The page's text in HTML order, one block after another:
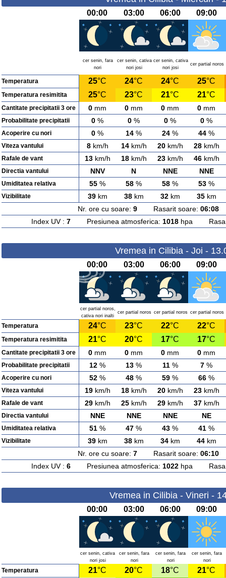
00:00 03:00 06:00 09:00
cer senin, fara
nori
cer senin, cativa
nori josi
cer senin, cativa
nori josi
cer partial noros
Temperatura 25°C 24°C 24°C 25°C
Temperatura resimitita 25°C 23°C 21°C 21°C
Cantitate precipitatii 3 ore 0 mm 0 mm 0 mm 0 mm
Probabilitate precipitatii 0 % 0 % 0 % 0 %
Acoperire cu nori 0 % 14 % 24 % 44 %
Viteza vantului 8km/h 14km/h 20km/h 28km/h
Rafale de vant 13km/h 18km/h 23km/h 46km/h
Directia vantului NNV N NNE NNE
Umiditatea relativa 55 % 58 % 58 % 53 %
Vizibilitate 39km 38km 32km 35km
Nr. ore cu soare: 9Rasarit soare: 06:08
Index UV : 7Presiunea atmosferica: 1018hpa
Vremea in Cilibia - Joi -
00:00 03:00 06:00 09:00
cer partial noros,
cativa nori inalti
cer partial noros cer partial noros cer partial noros
Temperatura 24°C 23°C 22°C 22°C
Temperatura resimitita 21°C 20°C 17°C 17°C
Cantitate precipitatii 3 ore 0 mm 0 mm 0 mm 0 mm
Probabilitate precipitatii 12 % 13 % 11% 7 %
Acoperire cu nori 52 % 48 % 59 % 66 %
Viteza vantului 19km/h 18km/h 20km/h 23km/h
Rafale de vant 29km/h 25km/h 29km/h 37km/h
Directia vantului NNE NNE NNE NE
Umiditatea relativa 51 % 47 % 43 % 41 %
Vizibilitate 39km 38km 34km 44km
Nr. ore cu soare: 7Rasarit soare: 06:10
Index UV : 6Presiunea atmosferica: 1022hpa
Vremea in Cilibia - Vineri -
00:00 03:00 06:00 09:00
cer senin, cativa
nori josi
cer senin, fara
nori
cer senin, fara
nori
cer senin, fara
nori
Temperatura 21°C 20°C 18°C 21°C